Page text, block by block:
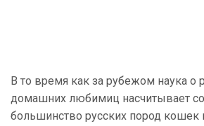
В то время как за рубежом наука о
домашних любимиц насчитывает
большинство русских пород кошек